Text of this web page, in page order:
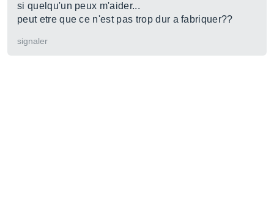
si quelqu'un peux m'aider...
peut etre que ce n'est pas trop dur a fabriquer??
signaler